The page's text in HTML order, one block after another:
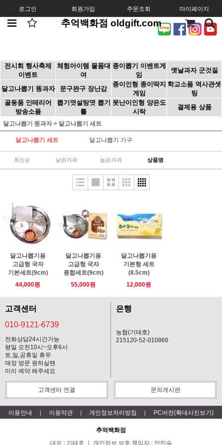
로그인 회원가입 주문조회 마이페이지
추억백화점 oldgift.com
전시회 행사축제
이벤트
체험아이템 물품대
여
종이뽑기 이벤트게
임
옛날과자 군것질
달고나뽑기 똥과자 문구완구 장난감
종이인형 종이딱지
게임
학교소품 역사관셋
팅
골동품 인테리어
방송소품
뽑기엿설탕엿 뽑기
틀
못난이인형 양은도
시락
결제용 상품
달고나뽑기 똥과자> 달고나뽑기 세트
달고나뽑기 세트 달고나뽑기 기구
최신순 낮은가격 높은가격 상품명
달고나뽑기용
고급형 국자
기본세트(9cm)
44,000원
달고나뽑기용
고급형 국자
종합세트(9cm)
55,000원
달고나뽑기용
기본형 세트
(8.5cm)
12,000원
고객센터
010-9121-6739
전화상담24시간가능
평일 오전10시~오후6시
토,일,공휴일 휴무
매장 방문 원하실땐
미리 예약 해주세요
은행
농협(기태호)
215120-52-010866
고객센터 연결 문의게시판
이용안내 이용약관 개인정보처리방침 PC버전(확대사진보기)
추억백화점
대표 : 기태호 ㅣ 개인정보 보호 책임자 : 안진숙